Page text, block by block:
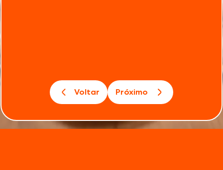
Voltar Próximo